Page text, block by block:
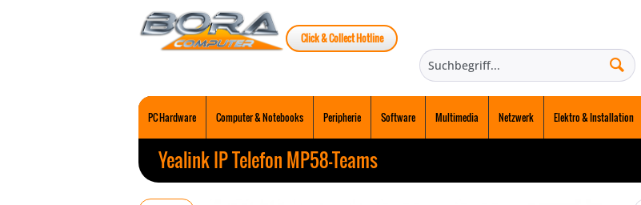
Click & Collect Hotline
PC Hardware Computer & Notebooks Peripherie Software Multimedia Netzwerk Elektro & Installation
Yealink IP Telefon MP58-Teams